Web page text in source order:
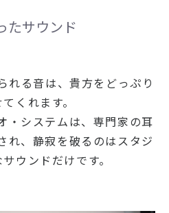
たサウンド
れる音は、貴方をどっぷり
くれます。
・システムは、専門家の耳
れ、静寂を破るのはスタジ
ウンドだけです。